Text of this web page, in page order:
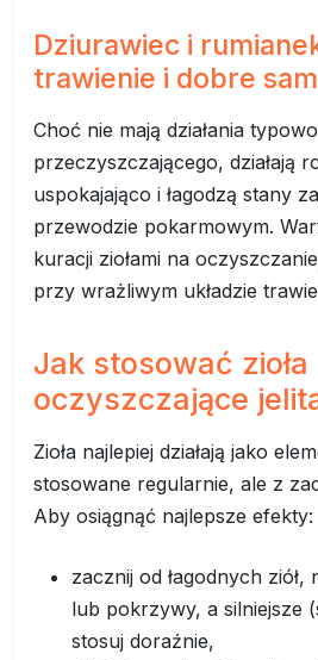
Dziurawiec i
trawienie i dobre
Choć nie mają działania typowo
przeczyszczającego, działają
uspokajająco i łagodzą stany
przewodzie pokarmowym.
kuracji ziołami na
przy wrażliwym układzie
Jak stosować zioła
oczyszczające
Zioła najlepiej działają jako
stosowane regularnie, ale z
Aby osiągnąć najlepsze efekty:
zacznij od łagodnych ziół,
lub pokrzywy, a silniejsze
stosuj doraźnie,